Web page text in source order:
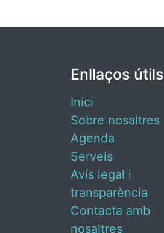
Enllaços útils
Inici
Sobre nosaltres
Agenda
Serveis
Avís legal i
transparència
Contacta amb
nosaltres